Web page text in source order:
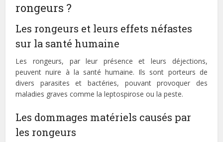
rongeurs ?
Les rongeurs et leurs effets néfastes
sur la santé humaine
Les rongeurs, par leur présence et leurs déjections,
peuvent nuire à la santé humaine. Ils sont porteurs de
divers parasites et bactéries, pouvant provoquer des
maladies graves comme la leptospirose ou la peste.
Les dommages matériels causés par
les rongeurs